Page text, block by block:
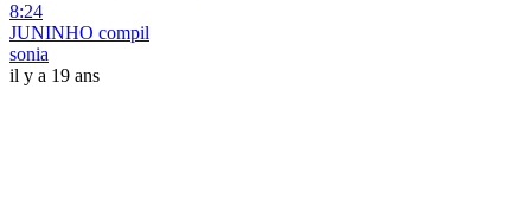
8:24
JUNINHO compil
sonia
il y a 19 ans